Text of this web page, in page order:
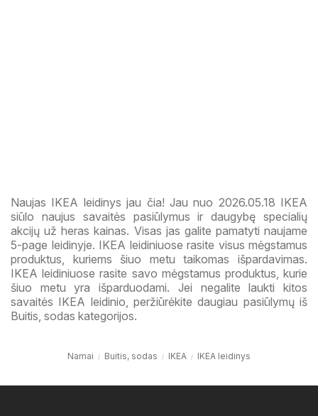
Naujas IKEA leidinys jau čia! Jau nuo 2026.05.18 IKEA
siūlo naujus savaitės pasiūlymus ir daugybę specialių
akcijų už heras kainas. Visas jas galite pamatyti naujame
5-page leidinyje. IKEA leidiniuose rasite visus mėgstamus
produktus, kuriems šiuo metu taikomas išpardavimas.
IKEA leidiniuose rasite savo mėgstamus produktus, kurie
šiuo metu yra išparduodami. Jei negalite laukti kitos
savaitės IKEA leidinio, peržiūrėkite daugiau pasiūlymų iš
Buitis, sodas kategorijos.
Namai Buitis, sodas IKEA IKEA leidinys